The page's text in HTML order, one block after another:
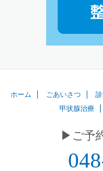
ホーム ごあいさつ
甲状腺治療
▶︎ご予